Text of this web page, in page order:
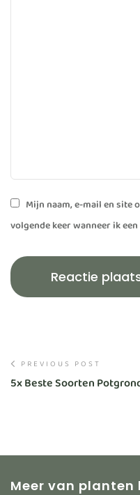
Mijn naam, e-mail en site
volgende keer wanneer ik
PREVIOUS POST
5x Beste Soorten
Meer van planten